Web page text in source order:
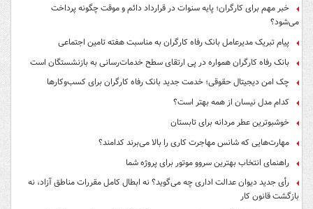
خبر مهم برای کارگران؛ پایه سنوات در قرارداد دائم و موقت چگونه پرداخت
می‌شود؟
پیام تبریک مدیرعامل بانک رفاه کارگران به مناسبت هفته تامین اجتماعی
بانک رفاه کارگران همواره در پی ارتقای سطح خدمات‌رسانی به بازنشستگان است
چک امن دیجیتال حقوقی؛ خدمت جدید بانک رفاه کارگران برای کسب‌وکارها
کدام مدل نیسان از همه بهتر است؟
خوشبوترین عطر مردانه برای تابستان
مهارت‌هایی که شانس مهاجرت کاری را بالا می‌برند کدامند؟
راهنمای انتخاب بهترین سروو موتور برای پروژه شما
رأی جدید دیوان عدالت اداری چه می‌گوید؟ نه ابطال کامل مقررات مناطق آزاد، نه
بازگشت قانون کار